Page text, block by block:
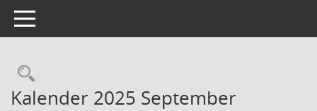
Toggle navigation
Rechercheauswahl
Kalender 2025 September